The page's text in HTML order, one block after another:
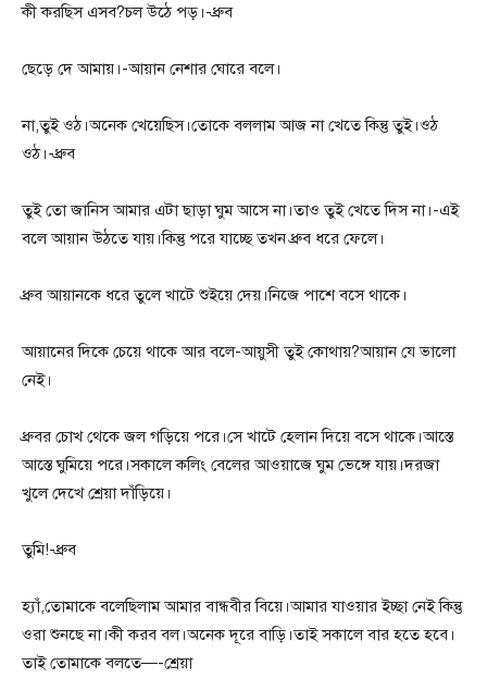
কী করছিস এসব?চল উঠে পড়।-ধ্রুব
ছেড়ে দে আমায়।-আয়ান নেশার ঘোরে বলে।
না,তুই ওঠ।অনেক খেয়েছিস।তোকে বললাম আজ না খেতে কিন্তু তুই।ওঠ
ওঠ।-ধ্রুব
তুই তো জানিস আমার এটা ছাড়া ঘুম আসে না।তাও তুই খেতে দিস না।-এই
বলে আয়ান উঠতে যায়।কিন্তু পরে যাচ্ছে তখন ধ্রুব ধরে ফেলে।
ধ্রুব আয়ানকে ধরে তুলে খাটে শুইয়ে দেয়।নিজে পাশে বসে থাকে।
আয়ানের দিকে চেয়ে থাকে আর বলে-আয়ুসী তুই কোথায়?আয়ান যে ভালো
নেই।
ধ্রুবর চোখ থেকে জল গড়িয়ে পরে।সে খাটে হেলান দিয়ে বসে থাকে।আস্তে
আস্তে ঘুমিয়ে পরে।সকালে কলিং বেলের আওয়াজে ঘুম ভেঙ্গে যায়।দরজা
খুলে দেখে শ্রেয়া দাঁড়িয়ে।
তুমি!-ধ্রুব
হ্যাঁ,তোমাকে বলেছিলাম আমার বান্ধবীর বিয়ে।আমার যাওয়ার ইচ্ছা নেই কিন্তু
ওরা শুনছে না।কী করব বল।অনেক দূরে বাড়ি।তাই সকালে বার হতে হবে।
তাই তোমাকে বলতে—-শ্রেয়া